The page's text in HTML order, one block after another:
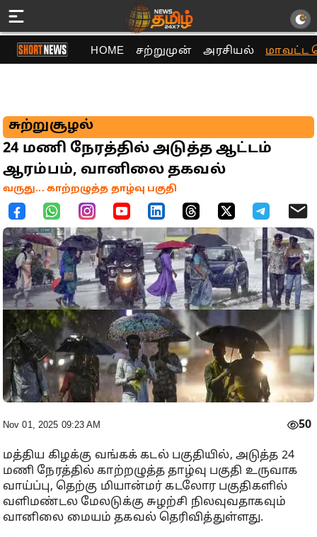
HOME சற்றுமுன் அரசியல் மாவட்ட
சுற்றுசூழல்
24 மணி நேரத்தில் அடுத்த ஆட்டம்
ஆரம்பம், வானிலை தகவல்
வருது... காற்றழுத்த தாழ்வு பகுதி
Nov 01, 2025 09:23 AM 50
மத்திய கிழக்கு வங்கக் கடல் பகுதியில், அடுத்த 24
மணி நேரத்தில் காற்றழுத்த தாழ்வு பகுதி உருவாக
வாய்ப்பு, தெற்கு மியான்மர் கடலோர பகுதிகளில்
வளிமண்டல மேலடுக்கு சுழற்சி நிலவுவதாகவும்
வானிலை மையம் தகவல் தெரிவித்துள்ளது.